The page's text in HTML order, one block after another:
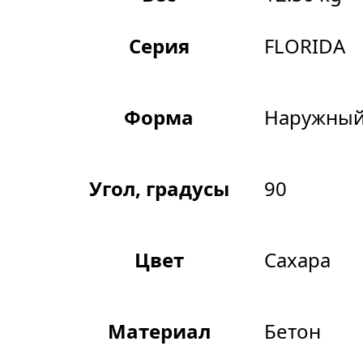
Серия
FLORIDA
Форма
Угол, градусы 90
Цвет Сахара
Материал Бетон